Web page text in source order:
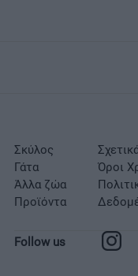
Σκύλος
Γάτα
Άλλα ζώα
Προϊόντα
Όροι
Follow us